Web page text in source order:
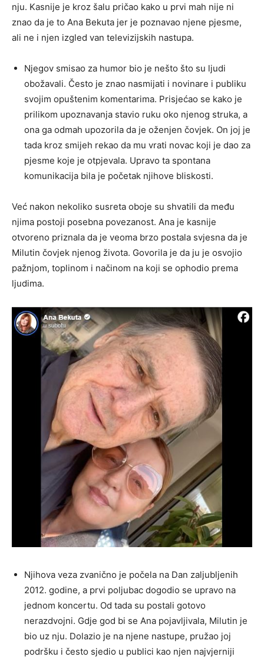
nju. Kasnije je kroz šalu pričao kako u prvi mah nije ni
znao da je to Ana Bekuta jer je poznavao njene pjesme,
ali ne i njen izgled van televizijskih nastupa.
Njegov smisao za humor bio je nešto što su ljudi
obožavali. Često je znao nasmijati i novinare i publiku
svojim opuštenim komentarima. Prisjećao se kako je
prilikom upoznavanja stavio ruku oko njenog struka, a
ona ga odmah upozorila da je oženjen čovjek. On joj je
tada kroz smijeh rekao da mu vrati novac koji je dao za
pjesme koje je otpjevala. Upravo ta spontana
komunikacija bila je početak njihove bliskosti.
Već nakon nekoliko susreta oboje su shvatili da među
njima postoji posebna povezanost. Ana je kasnije
otvoreno priznala da je veoma brzo postala svjesna da je
Milutin čovjek njenog života. Govorila je da ju je osvojio
pažnjom, toplinom i načinom na koji se ophodio prema
ljudima.
Njihova veza zvanično je počela na Dan zaljubljenih
2012. godine, a prvi poljubac dogodio se upravo na
jednom koncertu. Od tada su postali gotovo
nerazdvojni. Gdje god bi se Ana pojavljivala, Milutin je
bio uz nju. Dolazio je na njene nastupe, pružao joj
podršku i često sjedio u publici kao njen najvjerniji